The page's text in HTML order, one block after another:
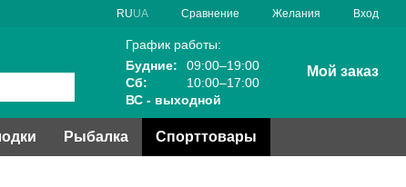
RUUA Сравнение Желания Вход
График работы:
Будние:
09:00–19:00
Сб:
10:00–17:00
ВС - выходной
Мой заказ
Рыбалка Спорттовары